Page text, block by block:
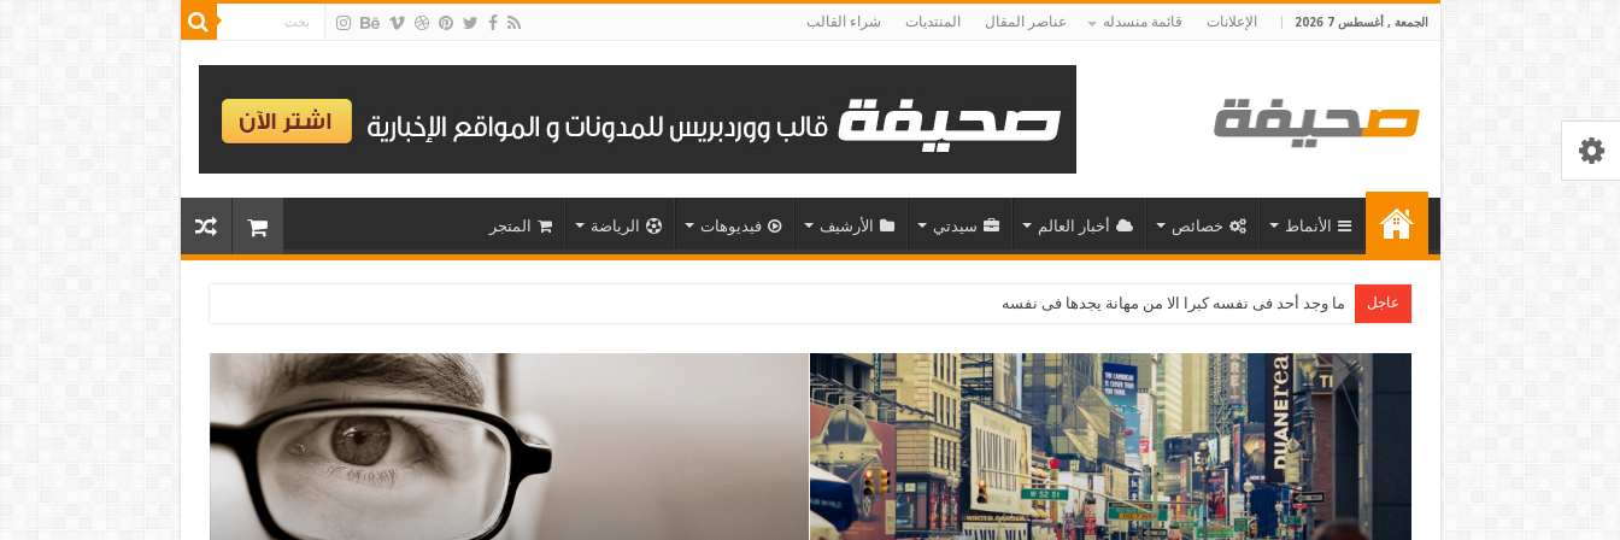
الجمعة , أغسطس 7 2026 الإعلانات قائمة منسدله عناصر المقال المنتديات شراء القالب
الأنماط خصائص أخبار العالم سيدتي الأرشيف فيديوهات الرياضة المتجر
عاجل سر النجاح هو النظا